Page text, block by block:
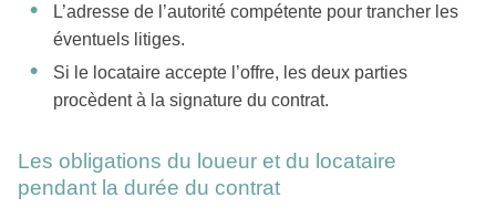
L’adresse de l’autorité compétente pour trancher les
éventuels litiges.
Si le locataire accepte l’offre, les deux parties
procèdent à la signature du contrat.
Les obligations du loueur et du locataire
pendant la durée du contrat